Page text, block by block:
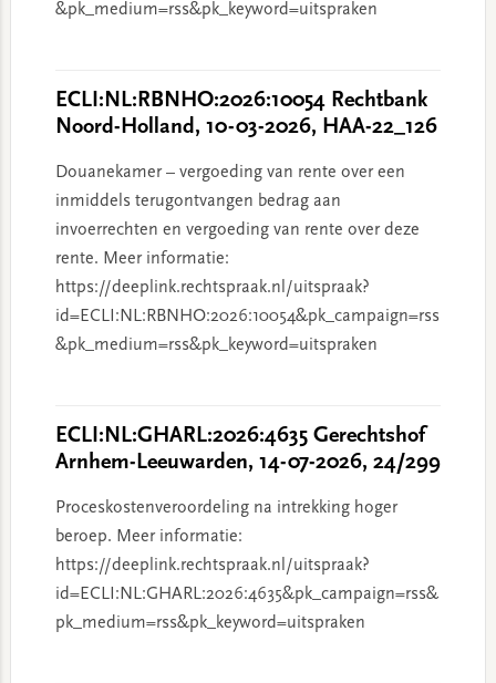
&pk_medium=rss&pk_keyword=uitspraken
ECLI:NL:RBNHO:2026:10054 Rechtbank
Noord-Holland, 10-03-2026, HAA-22_126
Douanekamer – vergoeding van rente over een
inmiddels terugontvangen bedrag aan
invoerrechten en vergoeding van rente over deze
rente. Meer informatie:
https://deeplink.rechtspraak.nl/uitspraak?
id=ECLI:NL:RBNHO:2026:10054&pk_campaign=rss
&pk_medium=rss&pk_keyword=uitspraken
ECLI:NL:GHARL:2026:4635 Gerechtshof
Arnhem-Leeuwarden, 14-07-2026, 24/299
Proceskostenveroordeling na intrekking hoger
beroep. Meer informatie:
https://deeplink.rechtspraak.nl/uitspraak?
id=ECLI:NL:GHARL:2026:4635&pk_campaign=rss&
pk_medium=rss&pk_keyword=uitspraken